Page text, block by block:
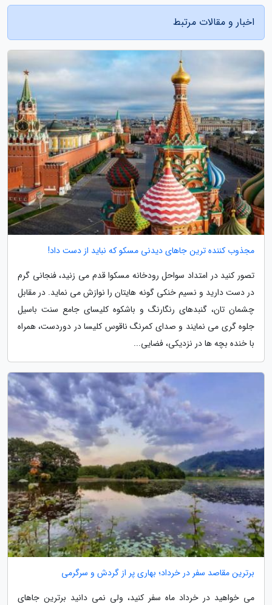
اخبار و مقالات مرتبط
مجذوب کننده ترین جاهای دیدنی مسکو که نباید از دست داد!
تصور کنید در امتداد سواحل رودخانه مسکوا قدم می زنید، فنجانی گرم
در دست دارید و نسیم خنکی گونه هایتان را نوازش می نماید. در مقابل
چشمان تان، گنبدهای رنگارنگ و باشکوه کلیسای جامع سنت باسیل
جلوه گری می نمایند و صدای کمرنگ ناقوس کلیسا در دوردست، همراه
با خنده بچه ها در نزدیکی، فضایی...
برترین مقاصد سفر در خرداد؛ بهاری پر از گردش و سرگرمی
می خواهید در خرداد ماه سفر کنید، ولی نمی دانید برترین جاهای